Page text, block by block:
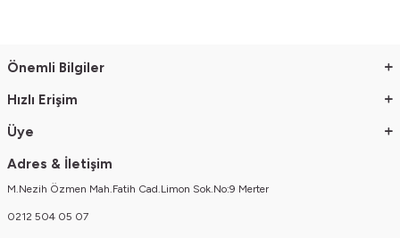
Önemli Bilgiler
Hızlı Erişim
Üye
Adres & İletişim
M.Nezih Özmen Mah.Fatih Cad.Limon Sok.No:9 Merter
0212 504 05 07